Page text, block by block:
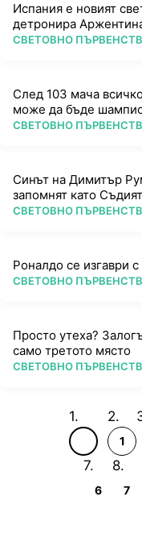
Испания е новият
детронира
ПОВЕЧЕ ОТ
СВЕТОВНО
След 103 мача
може да бъде
ПОВЕЧЕ ОТ
СВЕТОВНО
Синът на Димитър
запомнят като
ПОВЕЧЕ ОТ
СВЕТОВНО
Роналдо се изгаври
ПОВЕЧЕ ОТ
СВЕТОВНО
Просто утеха?
само третото място
ПОВЕЧЕ ОТ
СВЕТОВНО
1
6 7